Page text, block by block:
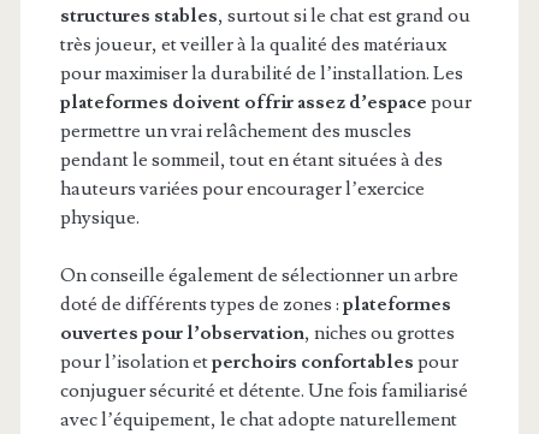
structures stables, surtout si le chat est grand ou
très joueur, et veiller à la qualité des matériaux
pour maximiser la durabilité de l’installation. Les
plateformes doivent offrir assez d’espace pour
permettre un vrai relâchement des muscles
pendant le sommeil, tout en étant situées à des
hauteurs variées pour encourager l’exercice
physique.
On conseille également de sélectionner un arbre
doté de différents types de zones : plateformes
ouvertes pour l’observation, niches ou grottes
pour l’isolation etperchoirs confortables pour
conjuguer sécurité et détente. Une fois familiarisé
avec l’équipement, le chat adopte naturellement